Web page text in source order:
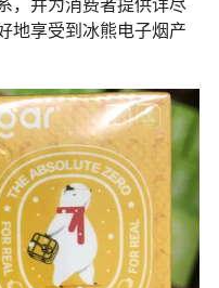
，并为消费者提供详尽
地享受到冰熊电子烟产